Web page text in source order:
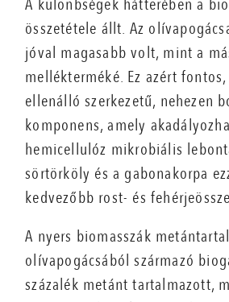
A különbségek hátterében a
összetétele állt. Az
jóval magasabb volt, mint a
mellékterméké. Ez azért
ellenálló szerkezetű, nehezen
komponens, amely
hemicellulóz mikrobiális
sörtörköly és a gabonakorpa
kedvezőbb rost- és
A nyers biomasszák
olívapogácsából származó
százalék metánt tartalmazott,